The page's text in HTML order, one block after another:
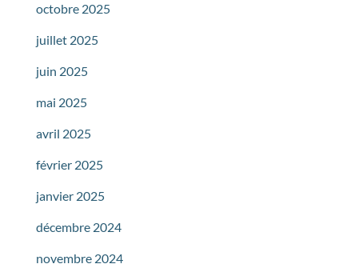
octobre 2025
juillet 2025
juin 2025
mai 2025
avril 2025
février 2025
janvier 2025
décembre 2024
novembre 2024